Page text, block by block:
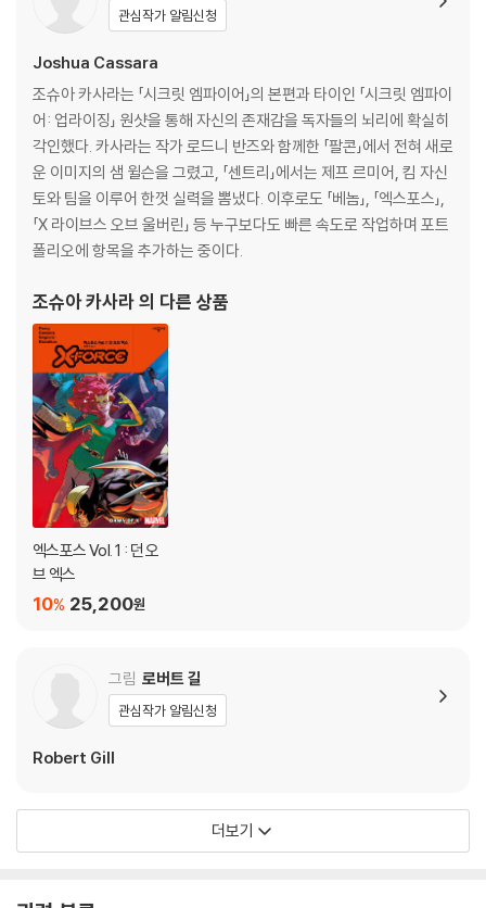
관심작가 알림신청
Joshua Cassara
조슈아 카사라는 「시크릿 엠파이어」의 본편과 타이인 「시크릿 엠파이
어: 업라이징」 원샷을 통해 자신의 존재감을 독자들의 뇌리에 확실히
각인했다. 카사라는 작가 로드니 반즈와 함께한 「팔콘」에서 전혀 새로
운 이미지의 샘 윌슨을 그렸고, 「센트리」에서는 제프 르미어, 킴 자신
토와 팀을 이루어 한껏 실력을 뽐냈다. 이후로도 「베놈」, 「엑스포스」,
「X 라이브스 오브 울버린」 등 누구보다도 빠른 속도로 작업하며 포트
폴리오에 항목을 추가하는 중이다.
조슈아 카사라의 다른 상품
엑스포스 Vol. 1 : 던 오
브 엑스
25,200원
10%
그림 로버트 길
관심작가 알림신청
Robert Gill
더보기